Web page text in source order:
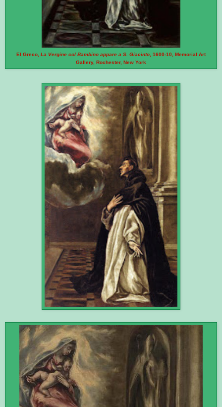
El Greco, La Vergine col Bambino appare a S. Giacinto, 1600-10, Memorial Art
Gallery, Rochester, New York